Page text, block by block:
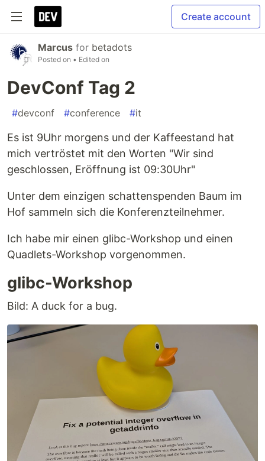
Create account
Marcus for betadots
Posted on • Edited on
DevConf Tag 2
#devconf #conference #it
Es ist 9Uhr morgens und der Kaffeestand hat
mich vertröstet mit den Worten "Wir sind
geschlossen, Eröffnung ist 09:30Uhr"
Unter dem einzigen schattenspenden Baum im
Hof sammeln sich die Konferenzteilnehmer.
Ich habe mir einen glibc-Workshop und einen
Quadlets-Workshop vorgenommen.
glibc-Workshop
Bild: A duck for a bug.